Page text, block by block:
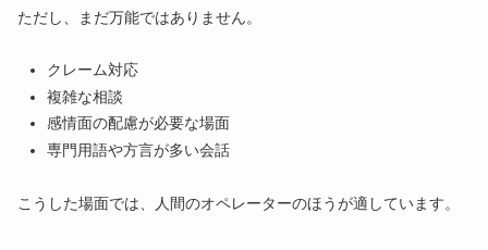
ただし、まだ万能ではありません。
クレーム対応
複雑な相談
感情面の配慮が必要な場面
専門用語や方言が多い会話
こうした場面では、人間のオペレーターのほうが適しています。